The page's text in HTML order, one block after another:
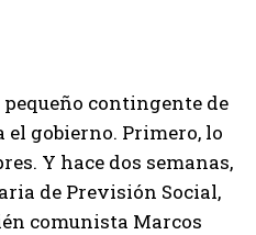
contingente de
gobierno. Primero, lo
Y hace dos semanas,
de Previsión Social,
comunista Marcos